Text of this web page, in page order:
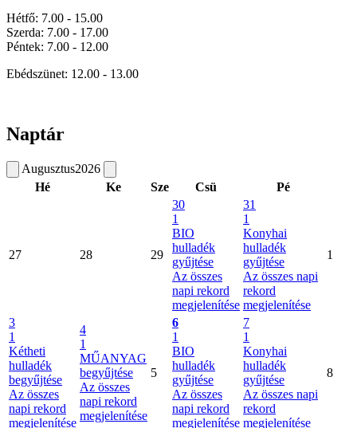
Hétfő: 7.00 - 15.00
Szerda: 7.00 - 17.00
Péntek: 7.00 - 12.00
Ebédszünet: 12.00 - 13.00
Naptár
Augusztus2026
Hé
Ke Sze Csü Pé
27 28 29
30
1
BIO
hulladék
gyűjtése
Az összes
napi rekord
megjelenítése
31
1
Konyhai
hulladék
gyűjtése
Az összes napi
rekord
megjelenítése
1
3
1
Kétheti
hulladék
begyűjtése
Az összes
napi rekord
megjelenítése
4
1
MŰANYAG
begyűjtése
Az összes
napi rekord
megjelenítése
5
6
1
BIO
hulladék
gyűjtése
Az összes
napi rekord
megjelenítése
7
1
Konyhai
hulladék
gyűjtése
Az összes napi
rekord
megjelenítése
8